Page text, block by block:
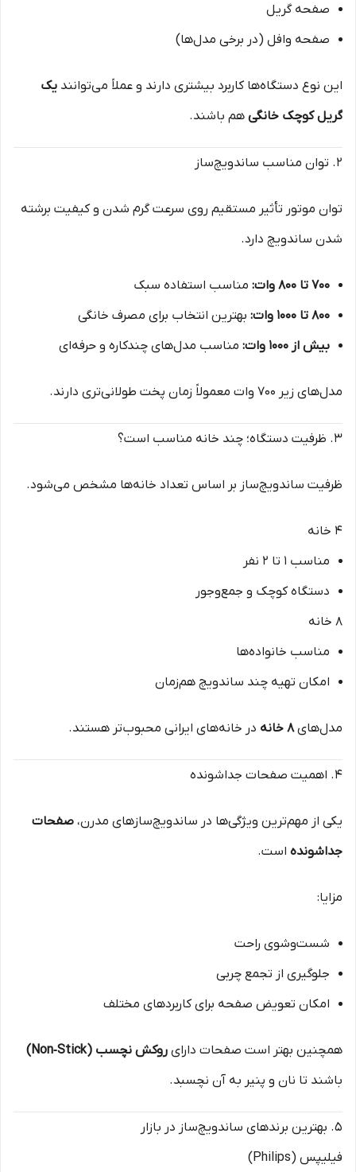
صفحه گریل
صفحه وافل (در برخی مدل‌ها)
این نوع دستگاه‌ها کاربرد بیشتری دارند و عملاً می‌توانند یک
گریل کوچک خانگی هم باشند.
۲. توان مناسب ساندویچ‌ساز
توان موتور تأثیر مستقیم روی سرعت گرم شدن و کیفیت برشته
شدن ساندویچ دارد.
۷۰۰ تا ۸۰۰ وات:
مناسب استفاده سبک
۸۰۰ تا ۱۰۰۰ وات:
بهترین انتخاب برای مصرف خانگی
بیش از ۱۰۰۰ وات:
مناسب مدل‌های چندکاره و حرفه‌ای
مدل‌های زیر ۷۰۰ وات معمولاً زمان پخت طولانی‌تری دارند.
۳. ظرفیت دستگاه؛ چند خانه مناسب است؟
ظرفیت ساندویچ‌ساز بر اساس تعداد خانه‌ها مشخص می‌شود.
۴ خانه
مناسب ۱ تا ۲ نفر
دستگاه کوچک و جمع‌وجور
۸ خانه
مناسب خانواده‌ها
امکان تهیه چند ساندویچ هم‌زمان
مدل‌های۸ خانه در خانه‌های ایرانی محبوب‌تر هستند.
۴. اهمیت صفحات جداشونده
یکی از مهم‌ترین ویژگی‌ها در ساندویچ‌سازهای مدرن، صفحات
جداشونده است.
مزایا:
شست‌وشوی راحت
جلوگیری از تجمع چربی
امکان تعویض صفحه برای کاربردهای مختلف
همچنین بهتر است صفحات دارای روکش نچسب (Non‑Stick)
باشند تا نان و پنیر به آن نچسبد.
۵. بهترین برندهای ساندویچ‌ساز در بازار
فیلیپس (Philips)